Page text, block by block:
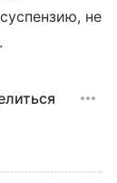
не